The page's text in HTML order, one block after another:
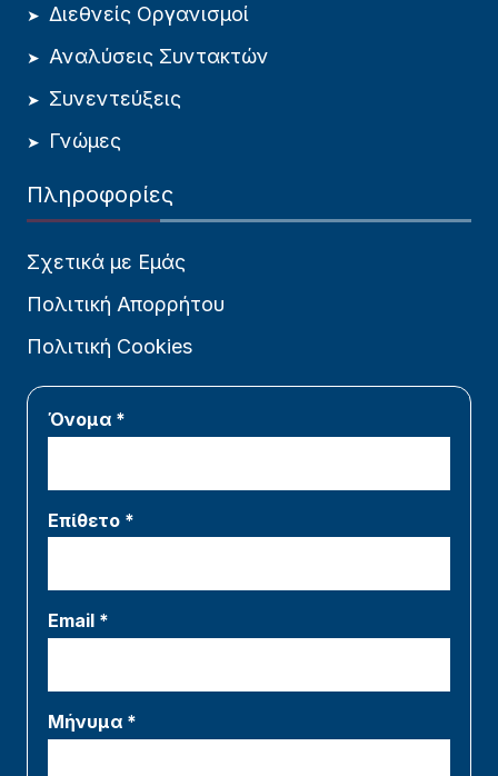
Διεθνείς Οργανισμοί
Αναλύσεις Συντακτών
Συνεντεύξεις
Γνώμες
Πληροφορίες
Σχετικά με Εμάς
Πολιτική Απορρήτου
Πολιτική Cookies
Όνομα *
Επίθετο *
Email *
Μήνυμα *